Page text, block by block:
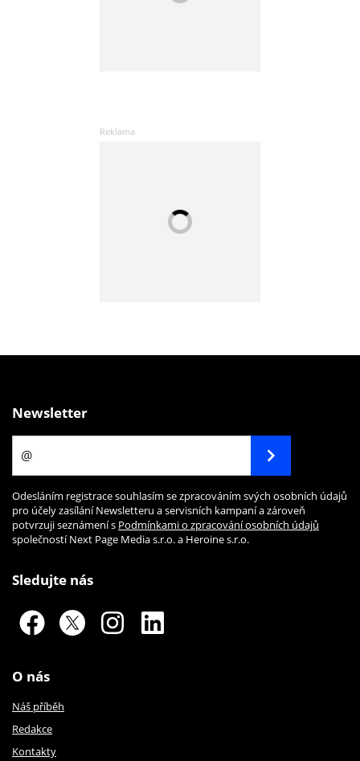
Newsletter
Odesláním registrace souhlasím se zpracováním svých osobních údajů
pro účely zasílání Newsletteru a servisních kampaní a zároveň
potvrzuji seznámení s Podmínkami o zpracování osobních údajů
společností Next Page Media s.r.o. a Heroine s.r.o.
Sledujte nás
O nás
Náš příběh
Redakce
Kontakty